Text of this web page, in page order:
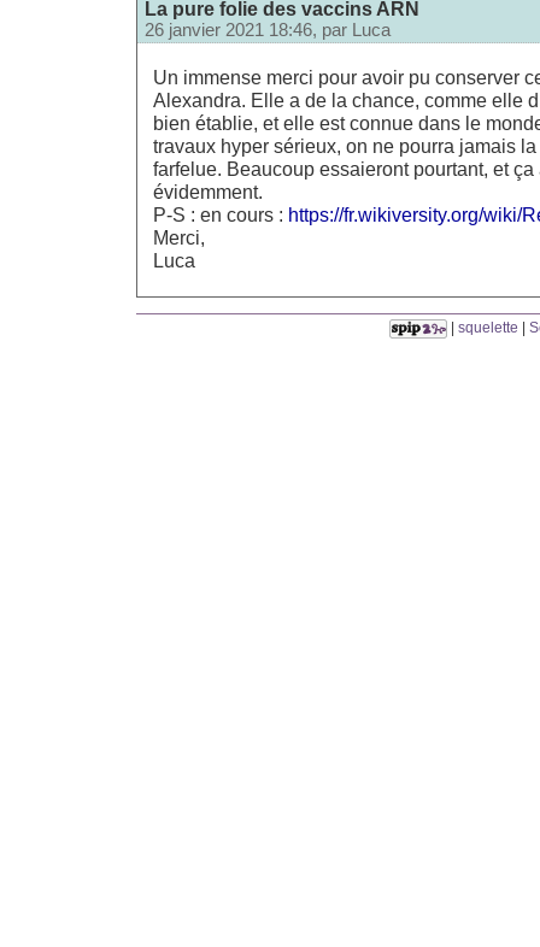
La pure folie des vaccins ARN
26 janvier 2021 18:46, par Luca
Un immense merci pour avoir pu conserver
Alexandra. Elle a de la chance, comme elle
bien établie, et elle est connue dans le
travaux hyper sérieux, on ne pourra jamais
farfelue. Beaucoup essaieront pourtant, et
évidemment.
P-S : en cours : https://fr.wikiversity.org/wiki/
Merci,
Luca
squelette